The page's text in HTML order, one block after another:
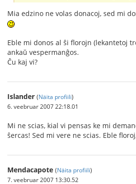
Mia edzino ne volas donacoj, sed mi
Eble mi donos al ŝi florojn (lekantetoj
ankaŭ vespermanĝos.
Ĉu kaj vi?
Islander (Näita profiili)
6. veebruar 2007 22:18.01
Mi ne scias, kial vi pensas ke mi
ŝercas! Sed mi vere ne scias. Eble
Mendacapote (Näita profiili)
7. veebruar 2007 13:30.52